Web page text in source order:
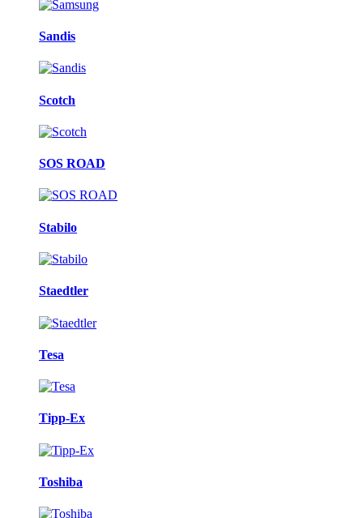
Sandis
Scotch
SOS ROAD
Stabilo
Staedtler
Tesa
Tipp-Ex
Toshiba